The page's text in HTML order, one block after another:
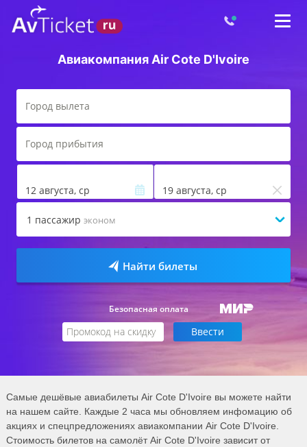
Авиакомпания Air Cote D'Ivoire
12 августа, ср 19 августа, ср
1 пассажир эконом
Найти билеты
Безопасная оплата
Самые дешёвые авиабилеты Air Cote D'Ivoire вы можете найти
на нашем сайте. Каждые 2 часа мы обновляем инфомацию об
акциях и спецпредложениях авиакомпании Air Cote D'Ivoire.
Стоимость билетов на самолёт Air Cote D'Ivoire зависит от